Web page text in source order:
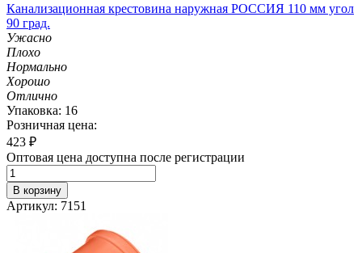
Канализационная крестовина наружная РОССИЯ 110 мм угол
90 град.
Ужасно
Плохо
Нормально
Хорошо
Отлично
Упаковка: 16
Розничная цена:
423 ₽
Оптовая цена доступна после регистрации
В корзину
Артикул: 7151